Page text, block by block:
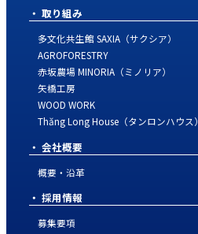
取り組み
多文化共生館 SAXIA（サクシア）
AGROFORESTRY
赤坂農場 MINORIA（ミノリア）
矢橋工房
WOOD WORK
Thăng Long House（タンロンハウス）
会社概要
概要・沿革
採用情報
募集要項